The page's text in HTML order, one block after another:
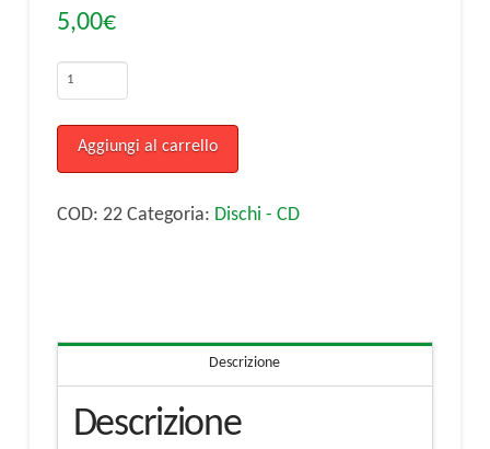
5,00€
IL
DEL
FARO
:Amore
(lato
Guarda,
Aggiungi al carrello
COD: 22 Categoria: Dischi - CD
Descrizione
Descrizione